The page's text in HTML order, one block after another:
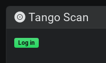
Tango Scan
Log in